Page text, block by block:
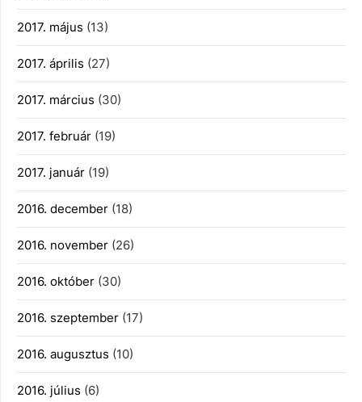
2017. május (13)
2017. április (27)
2017. március (30)
2017. február (19)
2017. január (19)
2016. december (18)
2016. november (26)
2016. október (30)
2016. szeptember (17)
2016. augusztus (10)
2016. július (6)